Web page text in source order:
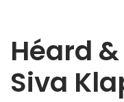
Héard
Siva